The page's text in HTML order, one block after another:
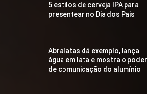
5 estilos de cerveja IPA para
presentear no Dia dos Pais
Abralatas dá exemplo, lança
água em lata e mostra o poder
de comunicação do alumínio